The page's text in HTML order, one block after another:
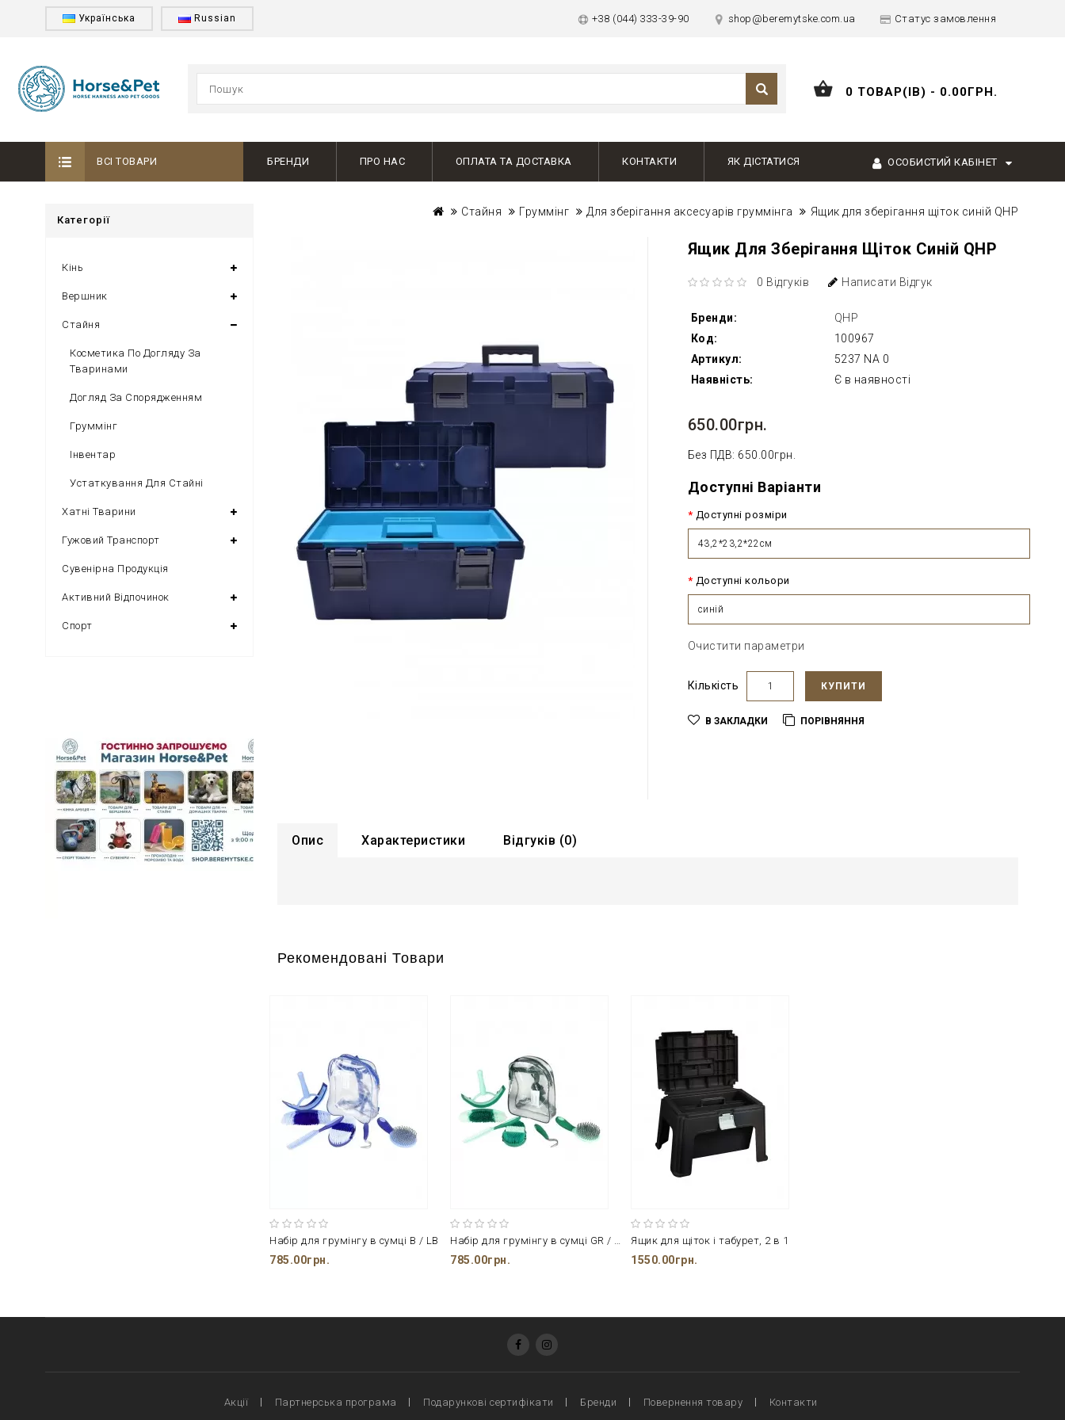
Українська Russian +38 (044) 333-39-90 shop@beremytske.com.ua Статус замовлення
0 ТОВАР(ІВ) - 0.00ГРН.
ВСІ ТОВАРИ БРЕНДИ ПРО НАС ОПЛАТА ТА ДОСТАВКА КОНТАКТИ ЯК ДІСТАТИСЯ ОСОБИСТИЙ КАБІНЕТ
Категорії
Кінь
Вершник
Стайня
Косметика По Догляду За
Тваринами
Догляд За Спорядженням
Груммінг
Інвентар
Устаткування Для Стайні
Хатні Тварини
Гужовий Транспорт
Сувенірна Продукція
Активний Відпочинок
Спорт
Стайня Груммінг Для зберігання аксесуарів груммінга Ящик для зберігання щіток синій QHP
Ящик Для Зберігання Щіток Синій QHP
0 Відгуків Написати Відгук
Бренди:
QHP
Код:
100967
Артикул:
5237 NA 0
Наявність:
Є в наявності
650.00грн.
Без ПДВ: 650.00грн.
Доступні Варіанти
Доступні розміри
43,2*23,2*22см
Доступні кольори
синій
Очистити параметри
Кількість КУПИТИ
В ЗАКЛАДКИ ПОРІВНЯННЯ
Опис Характеристики Відгуків (0)
Рекомендовані Товари
Набір для грумінгу в сумці B / LB
785.00грн.
Набір для грумінгу в сумці GR / LGR
785.00грн.
Ящик для щіток і табурет, 2 в 1
1550.00грн.
Акції Партнерська програма Подарункові сертифікати Бренди Повернення товару
Контакти